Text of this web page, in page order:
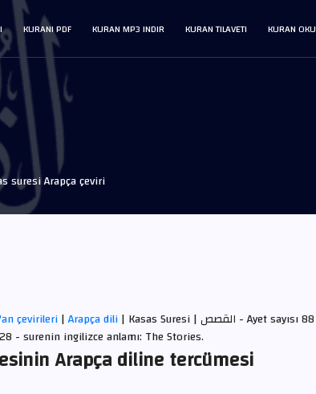
KURAN OKU
KURAN TILAVETI
KURAN MP3 INDIR
KURANI PDF
suresi Arapça çeviri
çevirileri|Arapça dili| Kasas Suresi | القصص - Ayet sayısı 88 -
- surenin ingilizce anlamı: The Stories.
Arapça diline tercümesi